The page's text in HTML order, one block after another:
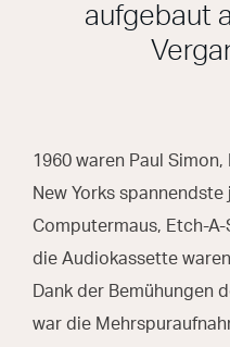
aufgebaut
1960 waren Paul
New Yorks
Computermaus, Etch-
die Audiokassette
Dank der Bemühungen
war die